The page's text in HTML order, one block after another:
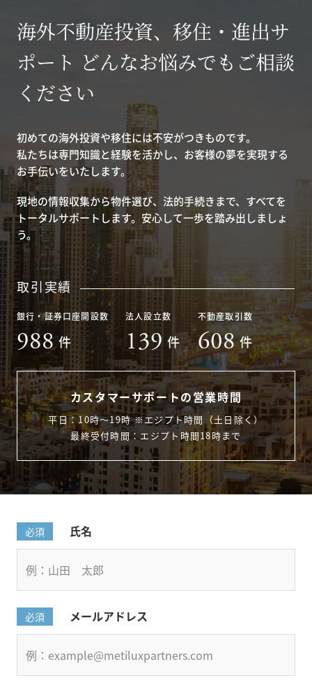
海外不動産投資、移住・進出サ
ポート どんなお悩みでもご相談
ください
初めての海外投資や移住には不安がつきものです。
私たちは専門知識と経験を活かし、お客様の夢を実現する
お手伝いをいたします。
現地の情報収集から物件選び、法的手続きまで、すべてを
トータルサポートします。安心して一歩を踏み出しましょ
う。
取引実績
銀行・証券口座開設数
988 件
法人設立数
139 件
不動産取引数
608 件
カスタマーサポートの営業時間
平日：10時〜19時 ※エジプト時間（土日除く）
最終受付時間：エジプト時間18時まで
必須 氏名
必須 メールアドレス